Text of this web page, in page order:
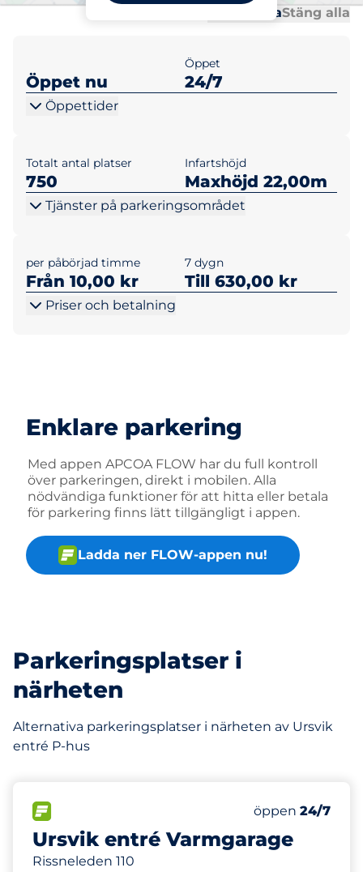
Öppna allaStäng alla
Öppet nu
Öppet
24/7
Öppettider
Totalt antal platser
750
Infartshöjd
Maxhöjd 22,00m
Tjänster på parkeringsområdet
per påbörjad timme
Från 10,00 kr
7 dygn
Till 630,00 kr
Priser och betalning
Enklare parkering
Med appen APCOA FLOW har du full kontroll
över parkeringen, direkt i mobilen. Alla
nödvändiga funktioner för att hitta eller betala
för parkering finns lätt tillgängligt i appen.
Ladda ner FLOW-appen nu!
Parkeringsplatser i
närheten
Alternativa parkeringsplatser i närheten av Ursvik
entré P-hus
Ursvik entré Varmgarage
Rissneleden 110
Antal
Totalt antal
Electric Car
Fredag
öppen 24/7